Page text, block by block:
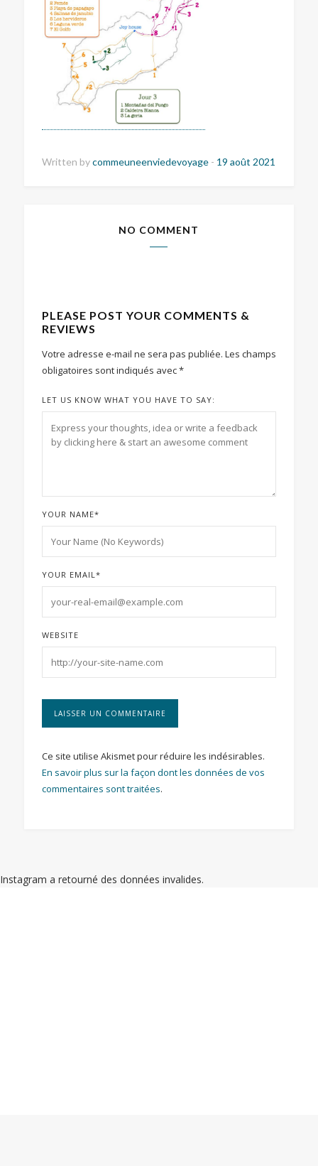
Written bycommeuneenviedevoyage - 19 août 2021
NO COMMENT
PLEASE POST YOUR COMMENTS &
REVIEWS
Votre adresse e-mail ne sera pas publiée. Les champs
obligatoires sont indiqués avec*
LET US KNOW WHAT YOU HAVE TO SAY:
YOUR NAME*
YOUR EMAIL *
WEBSITE
Ce site utilise Akismet pour réduire les indésirables.
En savoir plus sur la façon dont les données de vos
commentaires sont traitées.
Instagram a retourné des données invalides.